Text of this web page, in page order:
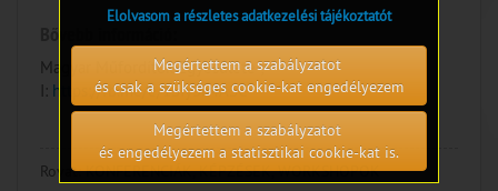
Magyar Műfordítók Egyesülete ;
I: https://fb.me/e/1SIy3n4ASC
Rovat:KONFERENCIÁK, KÉPZÉSEK, WORKSHOPOK
Elolvasom a részletes adatkezelési tájékoztatót
Megértettem a szabályzatot
és csak a szükséges cookie-kat engedélyezem
Megértettem a szabályzatot
és engedélyezem a statisztikai cookie-kat is.